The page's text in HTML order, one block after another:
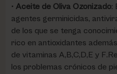
• Aceite de Oliva Ozonizado:
agentes germinicidas,
de los que se tenga
rico en antioxidantes
de vitaminas A,B,C,D,E y
los problemas crónicos de